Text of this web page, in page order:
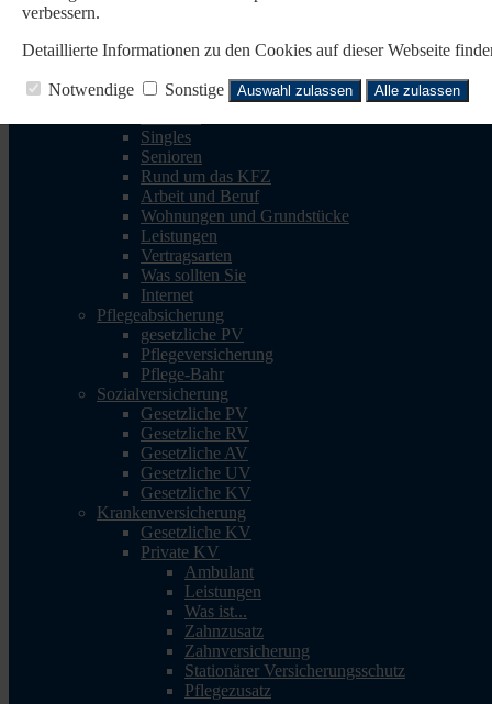
Reisen
Reiserücktritt
Reisegepäck
Rechtsschutz
Singles
Senioren
Rund um das KFZ
Arbeit und Beruf
Wohnungen und Grundstücke
Leistungen
Vertragsarten
Was sollten Sie
Internet
Pflegeabsicherung
gesetzliche PV
Pflegeversicherung
Pflege-Bahr
Sozialversicherung
Gesetzliche PV
Gesetzliche RV
Gesetzliche AV
Gesetzliche UV
Gesetzliche KV
Krankenversicherung
Gesetzliche KV
Private KV
Ambulant
Leistungen
Was ist...
Zahnzusatz
Zahnversicherung
Stationärer Versicherungsschutz
Pflegezusatz
verbessern.
Detaillierte Informationen zu den Cookies auf dieser Webseite
Notwendige Sonstige Auswahl zulassen Alle zulassen